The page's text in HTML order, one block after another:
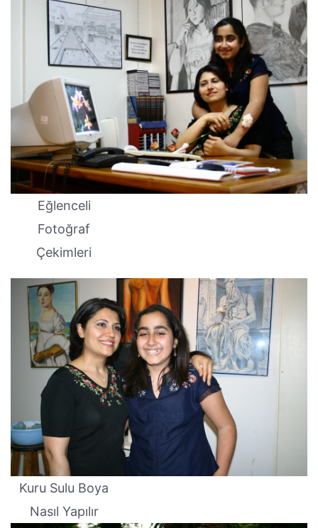
Eğlenceli
Fotoğraf
Çekimleri
Kuru Sulu Boya
Nasıl Yapılır